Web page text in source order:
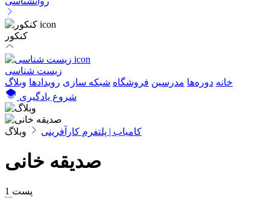
کنکور
زیست شناسی
خانه دوره‌ها مدرسین فروشگاه شبکه سازی رویداد‌ها وبلاگ
شروع یادگیری
کامیاب | پلتفرم کارآفرینی وبلاگ
صدیقه خانی
1 پست